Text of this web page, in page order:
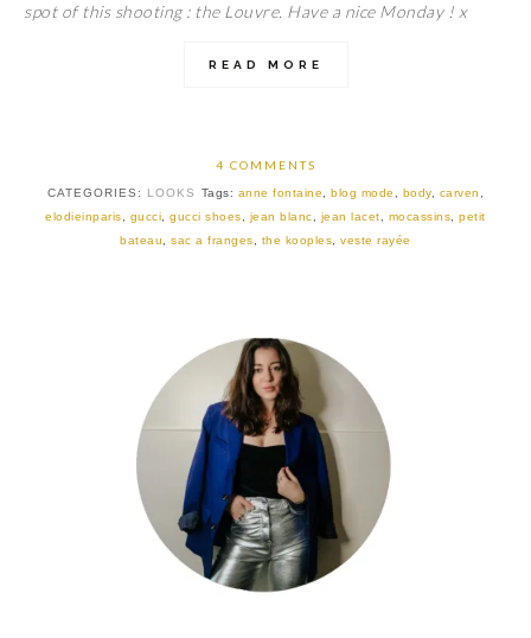
spot of this shooting : the Louvre. Have a nice Monday ! x
READ MORE
4 COMMENTS
CATEGORIES: LOOKS Tags: anne fontaine, blog mode , body, carven ,
elodieinparis, gucci,gucci shoes, jean blanc, jean lacet, mocassins,petit
bateau,sac a franges, the kooples,veste rayée